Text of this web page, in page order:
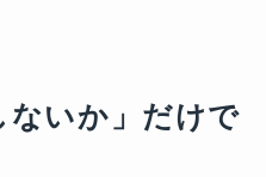
ないか」だけで